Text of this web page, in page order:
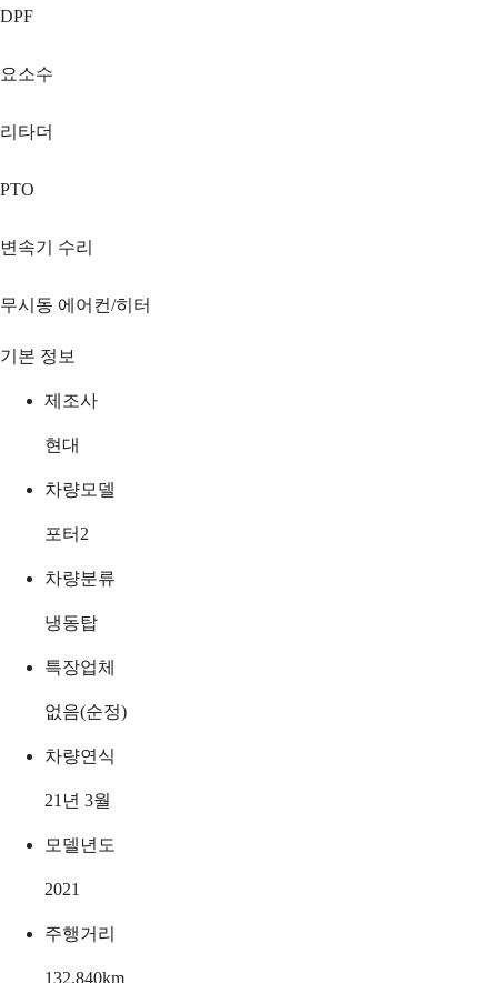
DPF
요소수
리타더
PTO
변속기 수리
무시동 에어컨/히터
기본 정보
제조사
현대
차량모델
포터2
차량분류
냉동탑
특장업체
없음(순정)
차량연식
21년 3월
모델년도
2021
주행거리
132,840km